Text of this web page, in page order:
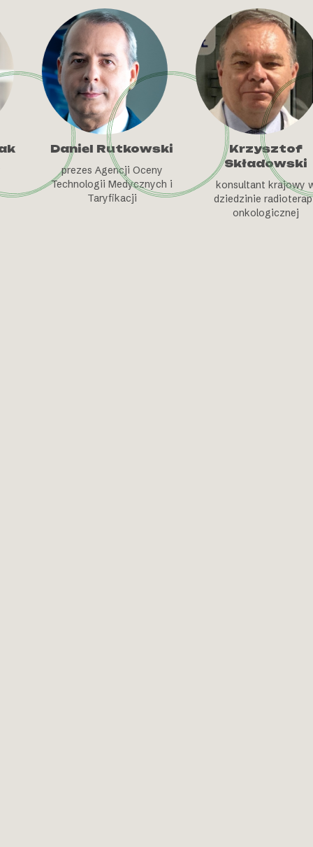
Daniel Rutkowski
prezes Agencji Oceny
Technologii Medycznych i
Taryfikacji
Krzysztof
Składowski
konsultant krajowy w
dziedzinie radioterapii
onkologicznej